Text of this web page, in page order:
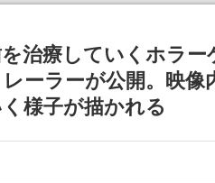
の9月
記念し
治療していくホラ
ーラーが公開。映
様子が描かれる